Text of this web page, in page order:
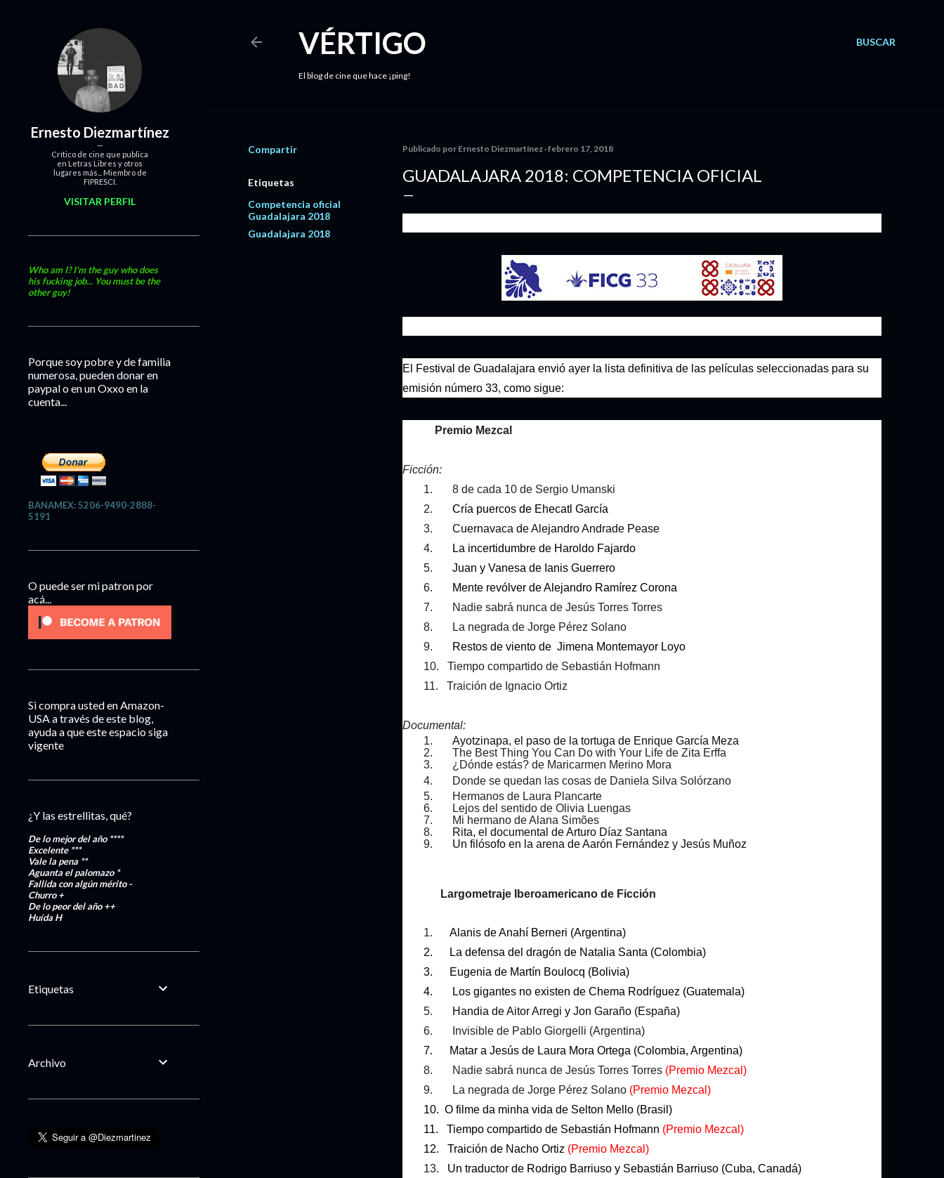
BUSCAR
VÉRTIGO
El blog de cine que hace ¡ping!
Compartir
Etiquetas
Competencia oficial
Guadalajara 2018
Guadalajara 2018
Publicado por Ernesto Diezmartínez febrero 17, 2018
GUADALAJARA 2018: COMPETENCIA OFICIAL
El Festival de Guadalajara envió ayer la lista definitiva de las películas seleccionadas para su
emisión número 33, como sigue:
Premio Mezcal
Ficción:
1. 8 de cada 10 de Sergio Umanski
2. Cría puercos de Ehecatl García
3. Cuernavaca de Alejandro Andrade Pease
4.
La incertidumbre de Haroldo Fajardo
5. Juan y Vanesa de Ianis Guerrero
6.
Mente revólver de Alejandro Ramírez Corona
7. Nadie sabrá nunca de Jesús Torres Torres
8. La negrada de Jorge Pérez Solano
9.
Restos de viento de Jimena Montemayor Loyo
10. Tiempo compartido de Sebastián Hofmann
11. Traición de Ignacio Ortiz
Documental:
1. Ayotzinapa, el paso de la tortuga de Enrique García Meza
2. The Best Thing You Can Do with Your Life de Zita Erffa
3. ¿Dónde estás? de Maricarmen Merino Mora
4. Donde se quedan las cosas de Daniela Silva Solórzano
5. Hermanos de Laura Plancarte
6. Lejos del sentido de Olivia Luengas
7. Mi hermano de Alana Simões
8.
Rita, el documental de Arturo Díaz Santana
9. Un filósofo en la arena de Aarón Fernández y Jesús Muñoz
Largometraje Iberoamericano de Ficción
1. Alanis de Anahí Berneri (Argentina)
2. La defensa del dragón de Natalia Santa (Colombia)
3. Eugenia de Martín Boulocq (Bolivia)
4. Los gigantes no existen de Chema Rodríguez (Guatemala)
5.
Handia de Aitor Arregi y Jon Garaño (España)
6. Invisible de Pablo Giorgelli (Argentina)
7. Matar a Jesús de Laura Mora Ortega (Colombia, Argentina)
8. Nadie sabrá nunca de Jesús Torres Torres (Premio Mezcal)
9. La negrada de Jorge Pérez Solano (Premio Mezcal)
10. O filme da minha vida de Selton Mello (Brasil)
11. Tiempo compartido de Sebastián Hofmann (Premio Mezcal)
12. Traición de Nacho Ortiz (Premio Mezcal)
13. Un traductor de Rodrigo Barriuso y Sebastián Barriuso (Cuba, Canadá)
Ernesto Diezmartínez
Crítico de cine que publica
en Letras Libres y otros
lugares más... Miembro de
FIPRESCI.
VISITAR PERFIL
Who am I? I'm the guy who does
his fucking job... You must be the
other guy!
Porque soy pobre y de familia
numerosa, pueden donar en
paypal o en un Oxxo en la
cuenta...
BANAMEX: 5206-9490-2888-
5191
O puede ser mi patron por
acá...
Si compra usted en Amazon-
USA a través de este blog,
ayuda a que este espacio siga
vigente
¿Y las estrellitas, qué?
De lo mejor del año ****
Excelente***
Vale la pena **
Aguanta el palomazo *
Fallida con algún mérito-
Churro+
De lo peor del año++
HuídaH
Etiquetas
Archivo